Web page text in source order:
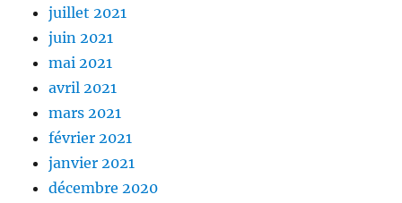
juillet 2021
juin 2021
mai 2021
avril 2021
mars 2021
février 2021
janvier 2021
décembre 2020